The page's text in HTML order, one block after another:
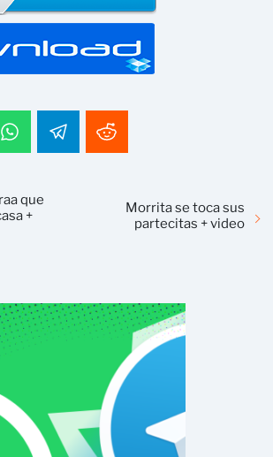
que
+
Morrita se toca sus
partecitas + video